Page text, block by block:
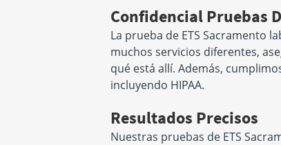
Confidencial Pruebas
La prueba de ETS Sacramento
muchos servicios diferentes,
qué está allí. Además,
incluyendo HIPAA.
Resultados Precisos
Nuestras pruebas de ETS